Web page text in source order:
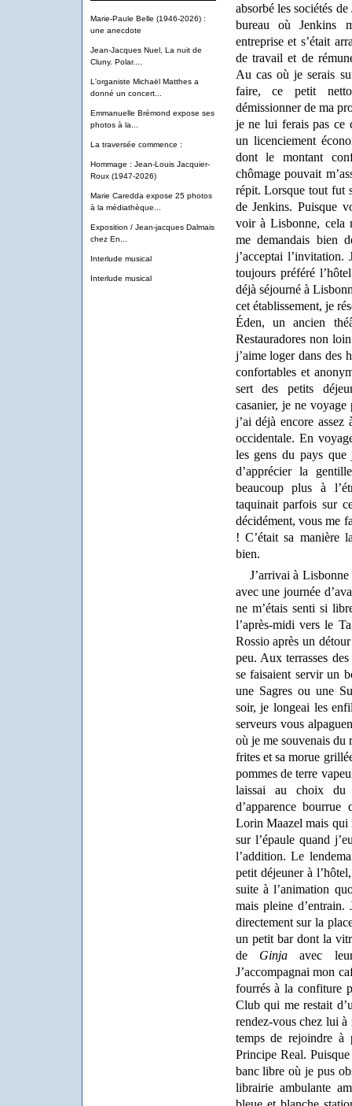
Marie-Paule Belle (1946-2026) :
une anecdote
Jean-Jacques Nuel, La nuit de
Cluny. Polar....
L'organiste Michaël Matthes a
donné un concert...
Emmanuelle Brémond expose ses
photos à la...
La traversée commence :
Hommage : Jean-Louis Jacquier-
Roux (1947-2026)
Marie Caredda expose 25 photos
à la médiathèque...
Exposition / Jean-jacques Dalmais
chez En...
Interlude musical
Interlude musical
absorbé les sociétés
bureau où Jenkins
entreprise et s’était
de travail et de
Au cas où je serais
faire, ce petit
démissionner de ma
je ne lui ferais pas ce
un licenciement
dont le montant
chômage pouvait
répit. Lorsque tout fut
de Jenkins. Puisque
voir à Lisbonne, cela
me demandais bien
j’acceptai l’invitation.
toujours préféré
déjà séjourné à
cet établissement, je
Éden, un ancien
Restauradores non
j’aime loger dans des
confortables et
sert des petits
casanier, je ne voyage
j’ai déjà encore
occidentale. En
les gens du pays que
d’apprécier la
beaucoup plus à
taquinait parfois sur
décidément, vous me
! C’était sa manière
bien.
J’arrivai à
avec une journée
ne m’étais senti si
l’après-midi vers le
Rossio après un
peu. Aux terrasses
se faisaient servir un
une Sagres ou une
soir, je longeai les
serveurs vous
où je me souvenais du
frites et sa morue
pommes de terre
laissai au choix du
d’apparence bourrue
Lorin Maazel mais qui
sur l’épaule quand
l’addition. Le
petit déjeuner à
suite à l’animation
mais pleine
directement sur la
un petit bar dont la
de Ginja avec
J’accompagnai mon
fourrés à la confiture
Club qui me restait
rendez-vous chez lui
temps de rejoindre à
Principe Real.
banc libre où je pus
librairie ambulante